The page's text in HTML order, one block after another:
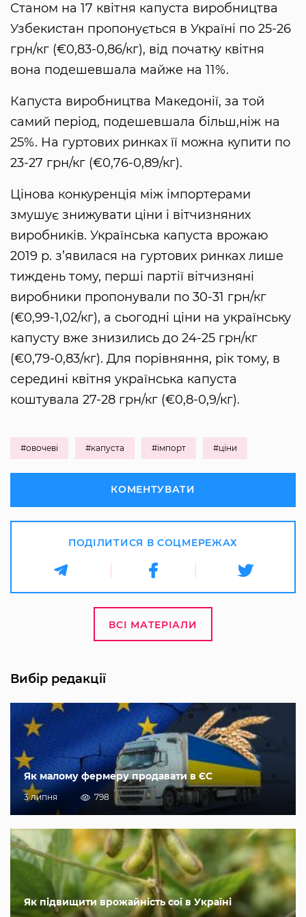
Станом на 17 квітня капуста виробництва
Узбекистан пропонується в Україні по 25-26
грн/кг (€0,83-0,86/кг), від початку квітня
вона подешевшала майже на 11%.
Капуста виробництва Македонії, за той
самий період, подешевшала більш,ніж на
25%. На гуртових ринках її можна купити по
23-27 грн/кг (€0,76-0,89/кг).
Цінова конкуренція між імпортерами
змушує знижувати ціни і вітчизняних
виробників. Українська капуста врожаю
2019 р. з’явилася на гуртових ринках лише
тиждень тому, перші партії вітчизняні
виробники пропонували по 30-31 грн/кг
(€0,99-1,02/кг), а сьогодні ціни на українську
капусту вже знизились до 24-25 грн/кг
(€0,79-0,83/кг). Для порівняння, рік тому, в
середині квітня українська капуста
коштувала 27-28 грн/кг (€0,8-0,9/кг).
#овочеві #капуста #імпорт #ціни
КОМЕНТУВАТИ
ПОДІЛИТИСЯ В СОЦМЕРЕЖАХ
ВСІ МАТЕРІАЛИ
Вибір редакції
Як малому фермеру продавати в ЄС
3 липня 798
Як підвищити врожайність сої в Україні